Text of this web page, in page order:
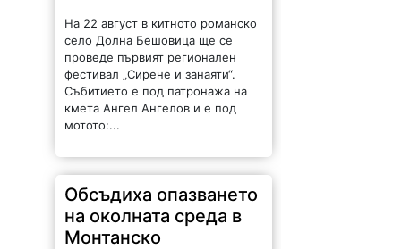
На 22 август в китното романско
село Долна Бешовица ще се
проведе първият регионален
фестивал „Сирене и занаяти“.
Събитието е под патронажа на
кмета Ангел Ангелов и е под
мотото:...
Обсъдиха опазването
на околната среда в
Монтанско